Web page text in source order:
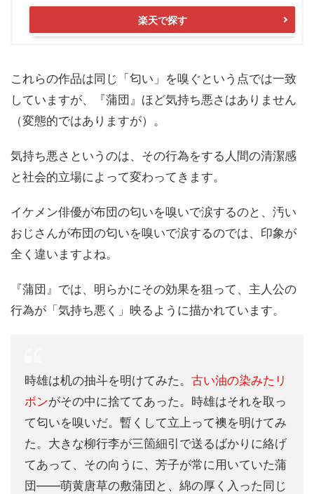
楽天で探す
これらの作品は同じ「匂い」を嗅ぐという点では一致
していますが、『蒲団』ほど気持ち悪さはありません
（変態的ではありますが）。
気持ち悪さというのは、その行為をする人間の清潔感
と社会的立場によって変わってきます。
イケメン俳優が布団の匂いを嗅いで涙するのと、汚い
おじさんが布団の匂いを嗅いで涙するのでは、印象が
全く違いますよね。
『蒲団』では、明らかにその効果を狙って、主人公の
行為が「気持ち悪く」映るように描かれています。
時雄は机の抽斗を明けてみた。 古い油の染みたリ
ボンがその中に捨ててあった。時雄はそれを取っ
て匂いを嗅いだ。暫くして立上って襖を明けてみ
た。大きな柳行李が三箇細引で送るばかりに絡げ
てあって、その向うに、芳子が常に用いていた蒲
団――萌黄唐草の敷蒲団と、綿の厚く入った同じ